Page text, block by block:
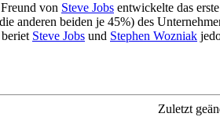
von Steve Jobs entwickelte das erste
anderen beiden je 45%) des
Steve Jobs und Stephen Wozniak
Zuletzt